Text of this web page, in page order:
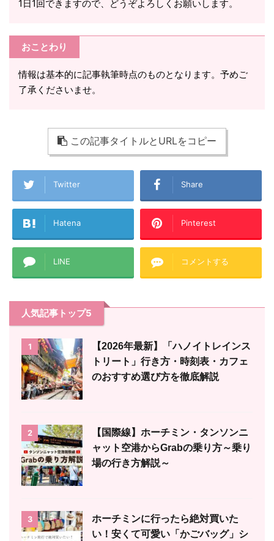
1日1回できますので、どうぞよろしくお願いします。
おことわり
情報は基本的に記事執筆時点のものとなります。予めご
了承くださいませ。
この記事タイトルとURLをコピー
Twitter Share
Hatena Pinterest
LINE コメントする
人気記事トップ5
1
【2026年最新】「ハノイトレインス
トリート」行き方・時刻表・カフェ
のおすすめ選び方を徹底解説
2
【国際線】ホーチミン・タンソンニ
ャット空港からGrabの乗り方～乗り
場の行き方解説～
3
ホーチミンに行ったら絶対買いた
い！安くて可愛い「かごバッグ」シ